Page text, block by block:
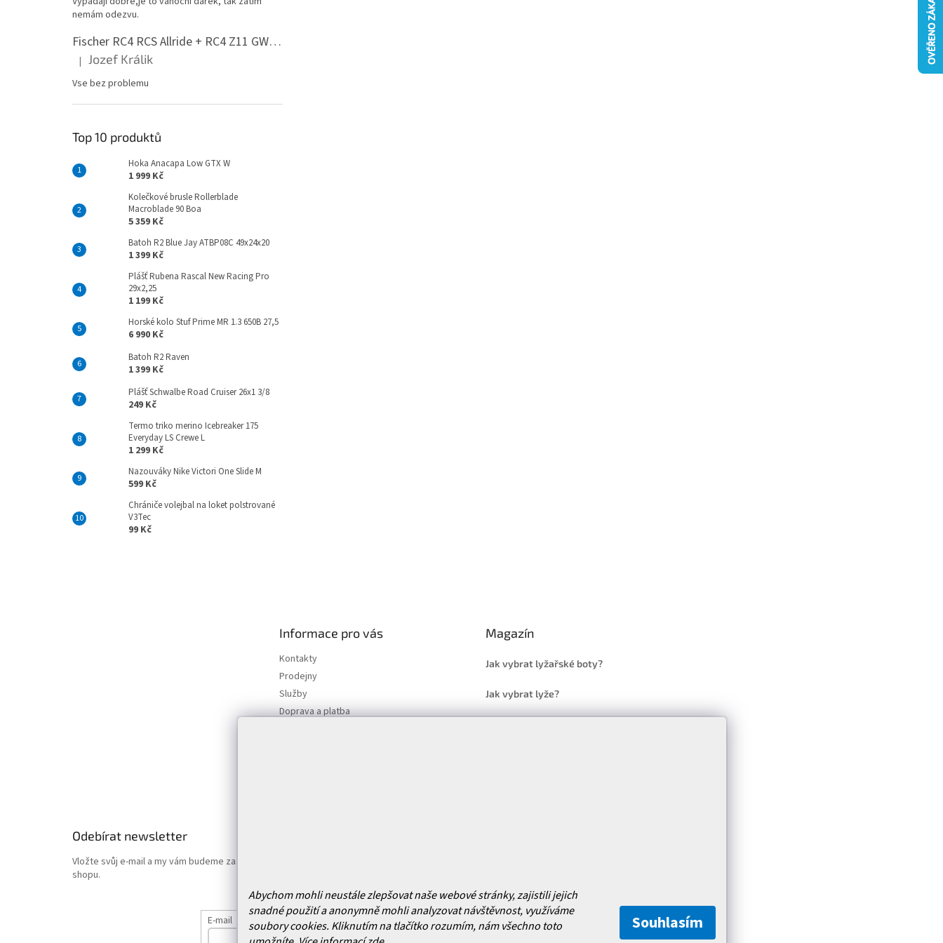
Abychom mohli neustále zlepšovat naše webové stránky, zajistili jejich
snadné použití a anonymně mohli analyzovat návštěvnost, využíváme
soubory cookies. Kliknutím na tlačítko rozumím, nám všechno toto
Souhlasím
nemám odezvu.
Fischer RC4 RCS Allride + RC4 Z11 GW PR
Hodnocení produktu je 5 z 5 hvězdiček.
| Jozef Králik
Vse bez problemu
Top 10 produktů
Hoka Anacapa Low GTX W
1 999 Kč
Kolečkové brusle Rollerblade
Macroblade 90 Boa
5 359 Kč
Batoh R2 Blue Jay ATBP08C 49x24x20
1 399 Kč
Plášť Rubena Rascal New Racing Pro
29x2,25
1 199 Kč
Horské kolo Stuf Prime MR 1.3 650B 27,5
6 990 Kč
Batoh R2 Raven
1 399 Kč
Plášť Schwalbe Road Cruiser 26x1 3/8
249 Kč
Termo triko merino Icebreaker 175
Everyday LS Crewe L
1 299 Kč
Nazouváky Nike Victori One Slide M
599 Kč
Chrániče volejbal na loket polstrované
V3Tec
99 Kč
Informace pro vás
Kontakty
Prodejny
Služby
Doprava a platba
Magazín
Jak vybrat lyžařské boty?
Jak vybrat lyže?
Odebírat newsletter
Vložte svůj e-mail a my vám budeme zasílat informace o nových produktech na našem e-
shopu.
E-mail